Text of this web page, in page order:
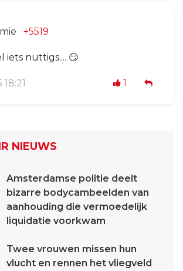
+5519
iets nuttigs.... 😏
1
NIEUWS
Amsterdamse politie deelt
bizarre bodycambeelden van
aanhouding die vermoedelijk
liquidatie voorkwam
Twee vrouwen missen hun
vlucht en rennen het vliegveld